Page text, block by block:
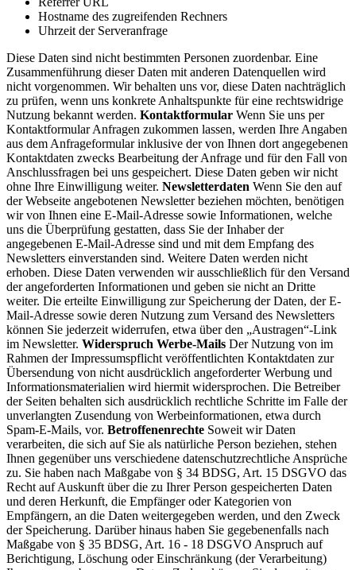
Hostname des zugreifenden Rechners
Uhrzeit der Serveranfrage
Diese Daten sind nicht bestimmten Personen zuordenbar. Eine
Zusammenführung dieser Daten mit anderen Datenquellen wird
nicht vorgenommen. Wir behalten uns vor, diese Daten nachträglich
zu prüfen, wenn uns konkrete Anhaltspunkte für eine rechtswidrige
Nutzung bekannt werden. Kontaktformular Wenn Sie uns per
Kontaktformular Anfragen zukommen lassen, werden Ihre Angaben
aus dem Anfrageformular inklusive der von Ihnen dort angegebenen
Kontaktdaten zwecks Bearbeitung der Anfrage und für den Fall von
Anschlussfragen bei uns gespeichert. Diese Daten geben wir nicht
ohne Ihre Einwilligung weiter. Newsletterdaten Wenn Sie den auf
der Webseite angebotenen Newsletter beziehen möchten, benötigen
wir von Ihnen eine E-Mail-Adresse sowie Informationen, welche
uns die Überprüfung gestatten, dass Sie der Inhaber der
angegebenen E-Mail-Adresse sind und mit dem Empfang des
Newsletters einverstanden sind. Weitere Daten werden nicht
erhoben. Diese Daten verwenden wir ausschließlich für den Versand
der angeforderten Informationen und geben sie nicht an Dritte
weiter. Die erteilte Einwilligung zur Speicherung der Daten, der E-
Mail-Adresse sowie deren Nutzung zum Versand des Newsletters
können Sie jederzeit widerrufen, etwa über den „Austragen“-Link
im Newsletter. Widerspruch Werbe-Mails Der Nutzung von im
Rahmen der Impressumspflicht veröffentlichten Kontaktdaten zur
Übersendung von nicht ausdrücklich angeforderter Werbung und
Informationsmaterialien wird hiermit widersprochen. Die Betreiber
der Seiten behalten sich ausdrücklich rechtliche Schritte im Falle der
unverlangten Zusendung von Werbeinformationen, etwa durch
Spam-E-Mails, vor. Betroffenenrechte Soweit wir Daten
verarbeiten, die sich auf Sie als natürliche Person beziehen, stehen
Ihnen gegenüber uns verschiedene datenschutzrechtliche Ansprüche
zu. Sie haben nach Maßgabe von § 34 BDSG, Art. 15 DSGVO das
Recht auf Auskunft über die zu Ihrer Person gespeicherten Daten
und deren Herkunft, die Empfänger oder Kategorien von
Empfängern, an die Daten weitergegeben werden, und den Zweck
der Speicherung. Darüber hinaus haben Sie gegebenenfalls nach
Maßgabe von § 35 BDSG, Art. 16 - 18 DSGVO Anspruch auf
Berichtigung, Löschung oder Einschränkung (der Verarbeitung)